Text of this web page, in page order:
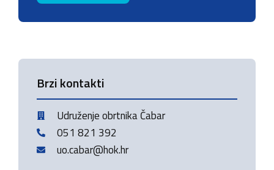
Brzi kontakti
Udruženje obrtnika Čabar
051 821 392
uo.cabar@hok.hr